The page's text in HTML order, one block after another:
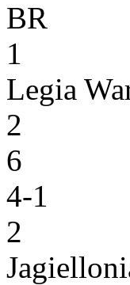
BR
1
Legia
2
6
4-1
2